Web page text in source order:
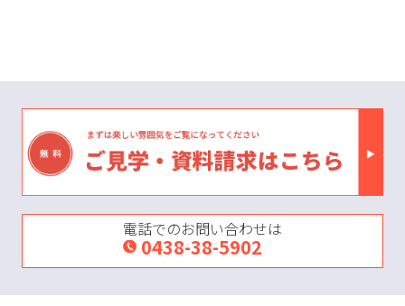
電話でのお問い合わせは
0438-38-5902